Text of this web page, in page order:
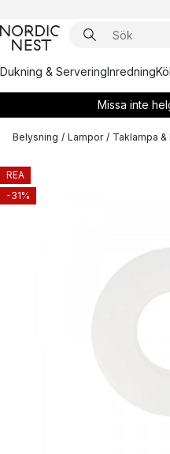
Dukning & ServeringInredning
Missa inte
Belysning / Lampor / Taklampa &
REA
-31%